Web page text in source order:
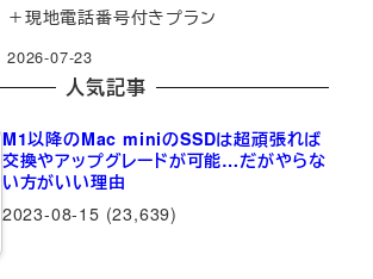
＋現地電話番号付きプラン
2026-07-23
人気記事
M1以降のMac miniのSSDは超頑張れば
交換やアップグレードが可能…だがやらな
い方がいい理由
2023-08-15 (23,639)